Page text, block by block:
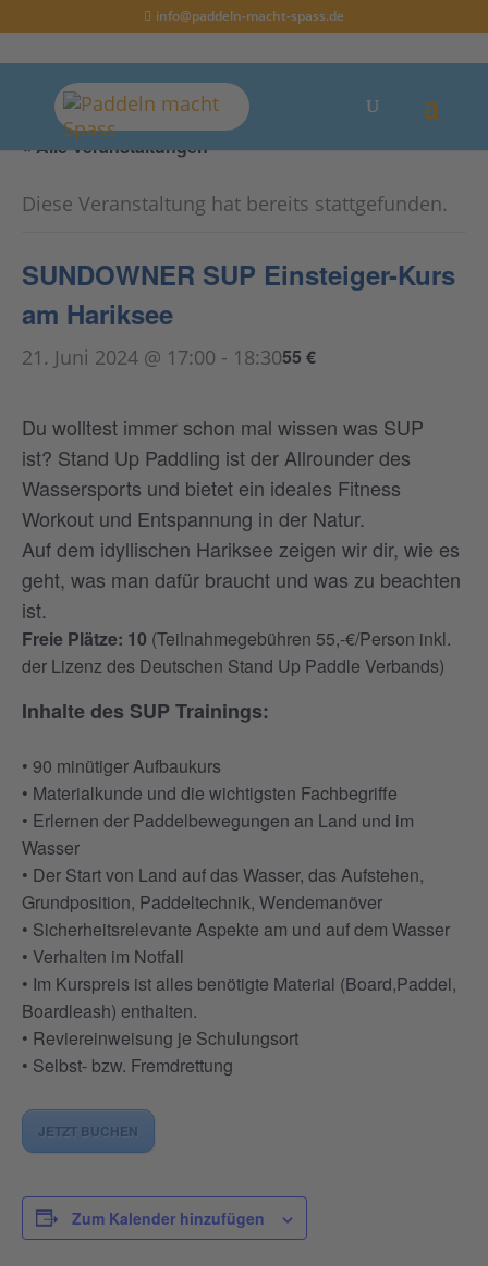
info@paddeln-macht-spass.de
« Alle Veranstaltungen
Diese Veranstaltung hat bereits stattgefunden.
SUNDOWNER SUP Einsteiger-Kurs
am Hariksee
21. Juni 2024 @ 17:00 - 18:3055 €
Du wolltest immer schon mal wissen was SUP
ist? Stand Up Paddling ist der Allrounder des
Wassersports und bietet ein ideales Fitness
Workout und Entspannung in der Natur.
Auf dem idyllischen Hariksee zeigen wir dir, wie es
geht, was man dafür braucht und was zu beachten
ist.
Freie Plätze: 10 (Teilnahmegebühren 55,-€/Person inkl.
der Lizenz des Deutschen Stand Up Paddle Verbands)
Inhalte des SUP Trainings:
• 90 minütiger Aufbaukurs
• Materialkunde und die wichtigsten Fachbegriffe
• Erlernen der Paddelbewegungen an Land und im
Wasser
• Der Start von Land auf das Wasser, das Aufstehen,
Grundposition, Paddeltechnik, Wendemanöver
• Sicherheitsrelevante Aspekte am und auf dem Wasser
• Verhalten im Notfall
• Im Kurspreis ist alles benötigte Material (Board,Paddel,
Boardleash) enthalten.
• Reviereinweisung je Schulungsort
• Selbst- bzw. Fremdrettung
JETZT BUCHEN
Zum Kalender hinzufügen